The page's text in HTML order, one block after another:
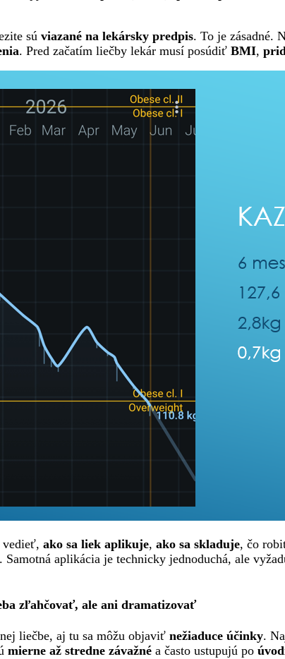
sú viazané na lekársky predpis. To je zásadné.
. Pred začatím liečby lekár musí posúdiť BMI,
vedieť, ako sa liek aplikuje, ako sa skladuje, čo
. Samotná aplikácia je technicky jednoduchá, ale
zľahčovať, ale ani dramatizovať
liečbe, aj tu sa môžu objaviť nežiaduce účinky.
mierne až stredne závažné a často ustupujú po